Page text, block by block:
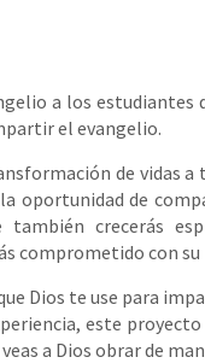
a los estudiantes
el evangelio.
de vidas a
oportunidad de
también crecerás
comprometido con su
Dios te use para
este
a Dios obrar de